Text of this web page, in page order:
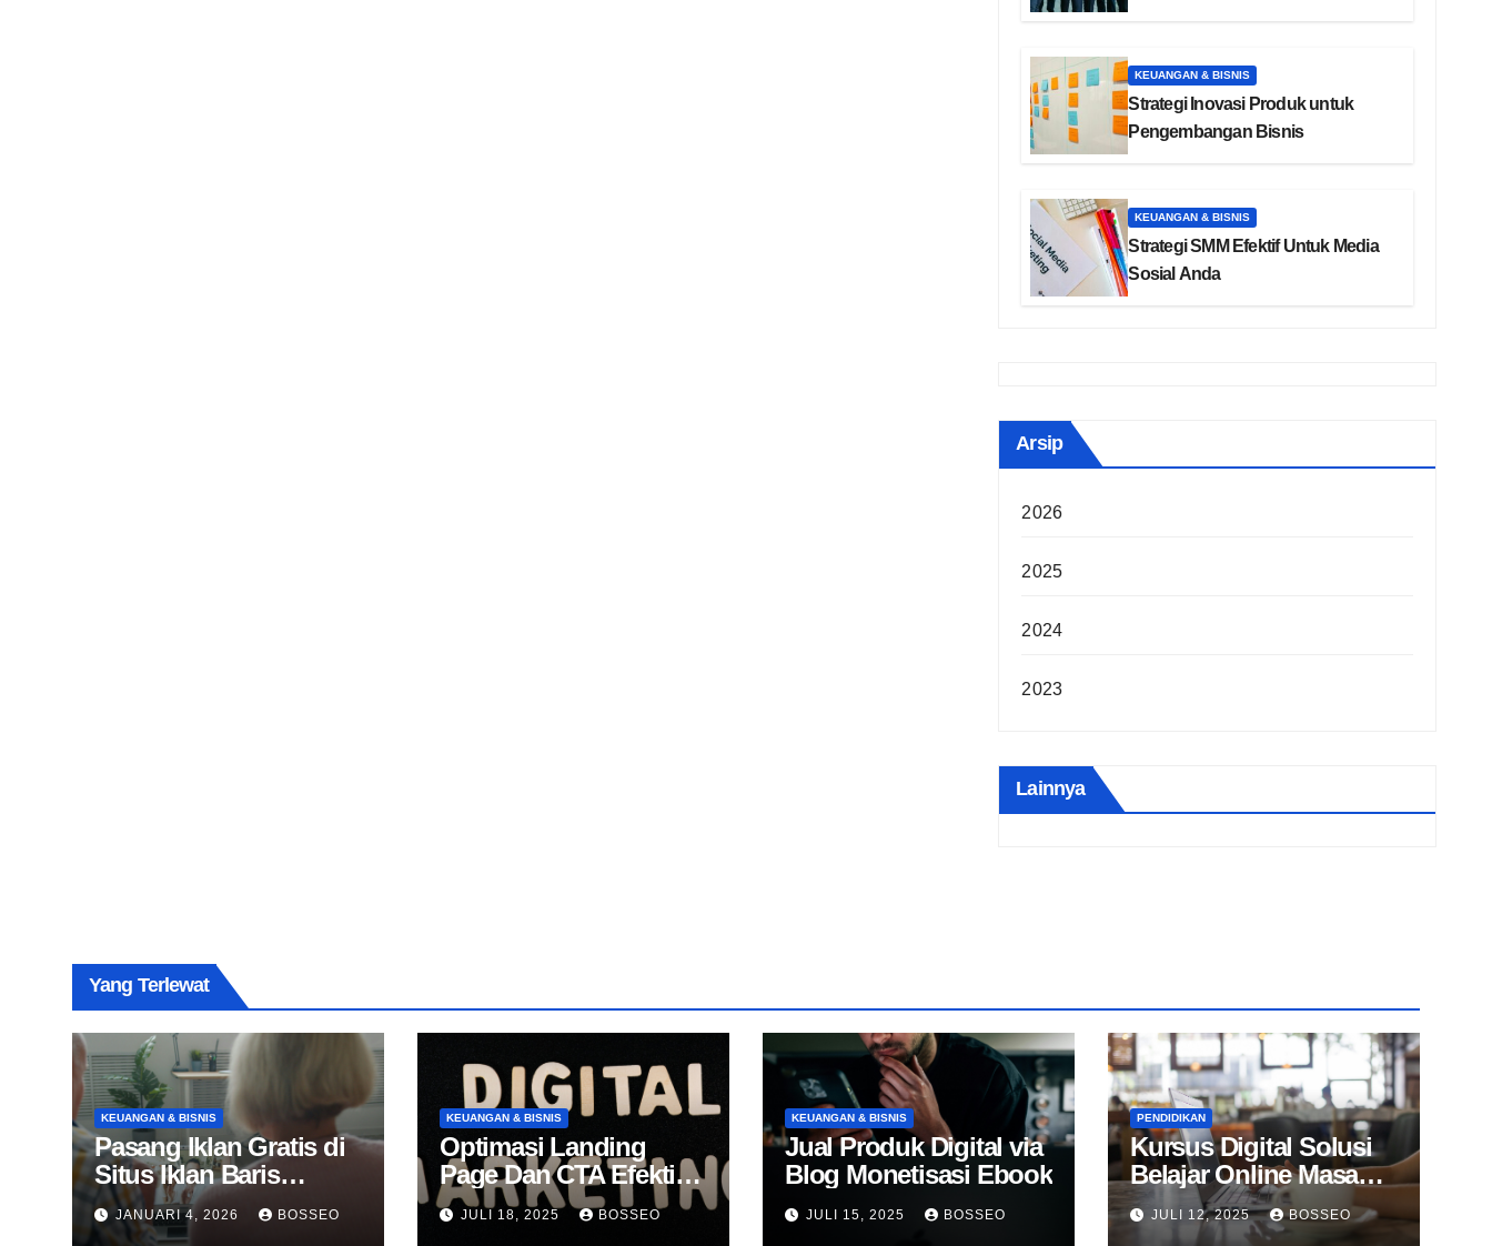
KEUANGAN & BISNIS
Strategi Inovasi Produk untuk
Pengembangan Bisnis
KEUANGAN & BISNIS
Strategi SMM Efektif Untuk Media
Sosial Anda
Arsip
2026
2025
2024
2023
Lainnya
Yang Terlewat
KEUANGAN & BISNIS
Pasang Iklan Gratis di
Situs Iklan Baris
Online
JANUARI 4, 2026 BOSSEO
KEUANGAN & BISNIS
Optimasi Landing
Page Dan CTA Efektif
Untuk Konversi
JULI 18, 2025 BOSSEO
KEUANGAN & BISNIS
Jual Produk Digital via
Blog Monetisasi Ebook
JULI 15, 2025 BOSSEO
PENDIDIKAN
Kursus Digital Solusi
Belajar Online Masa
KiniJULI 12, 2025 BOSSEO